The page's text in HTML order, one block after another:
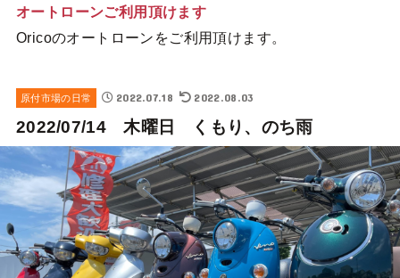
オートローンご利用頂けます
Oricoのオートローンをご利用頂けます。
原付市場の日常 2022.07.18 2022.08.03
2022/07/14 木曜日 くもり、のち雨